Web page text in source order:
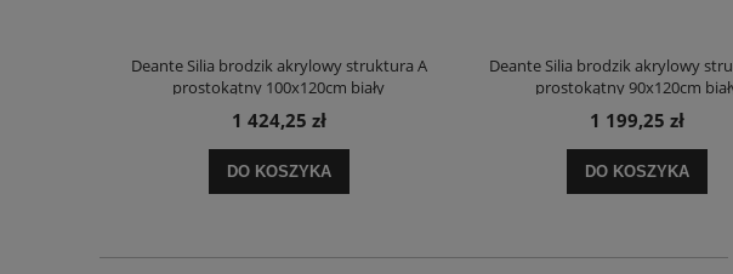
Deante Silia brodzik akrylowy struktura A
prostokątny 100x120cm biały
1 424,25 zł
DO KOSZYKA
Deante Silia brodzik akrylowy
prostokątny 90x120cm
1 199,25 zł
DO KOSZYKA